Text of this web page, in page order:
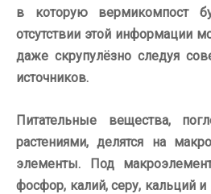
в
которую вермикомпост
отсутствии этой информации
даже скрупулёзно следуя
источников.
Питательные вещества,
растениями, делятся на
элементы. Под
фосфор, калий, серу, кальций